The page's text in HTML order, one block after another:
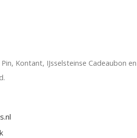
Kontant, IJsselsteinse Cadeaubon en